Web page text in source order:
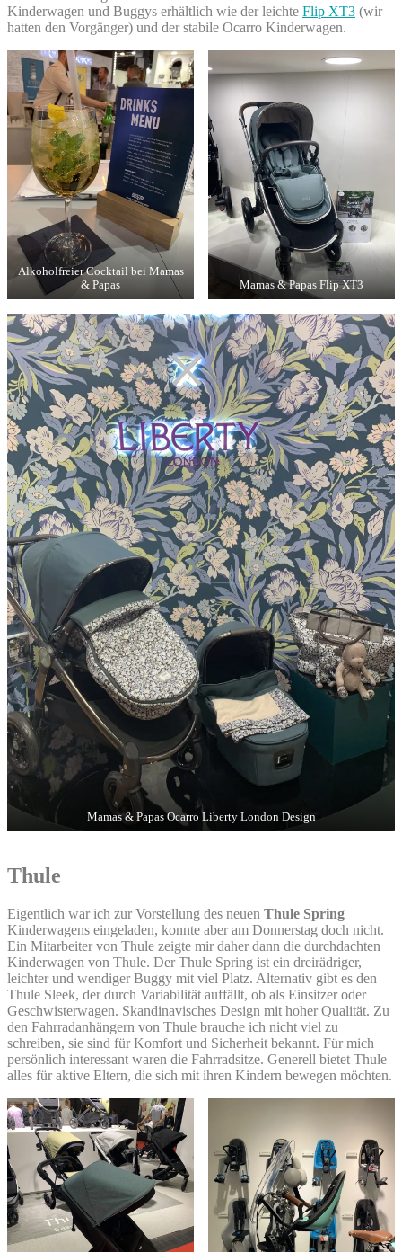
Kinderwagen und Buggys erhältlich wie der leichte Flip XT3 (wir
hatten den Vorgänger) und der stabile Ocarro Kinderwagen.
Alkoholfreier Cocktail bei Mamas
& Papas
Mamas & Papas Flip XT3
Mamas & Papas Ocarro Liberty London Design
Thule
Eigentlich war ich zur Vorstellung des neuen Thule Spring
Kinderwagens eingeladen, konnte aber am Donnerstag doch nicht.
Ein Mitarbeiter von Thule zeigte mir daher dann die durchdachten
Kinderwagen von Thule. Der Thule Spring ist ein dreirädriger,
leichter und wendiger Buggy mit viel Platz. Alternativ gibt es den
Thule Sleek, der durch Variabilität auffällt, ob als Einsitzer oder
Geschwisterwagen. Skandinavisches Design mit hoher Qualität. Zu
den Fahrradanhängern von Thule brauche ich nicht viel zu
schreiben, sie sind für Komfort und Sicherheit bekannt. Für mich
persönlich interessant waren die Fahrradsitze. Generell bietet Thule
alles für aktive Eltern, die sich mit ihren Kindern bewegen möchten.